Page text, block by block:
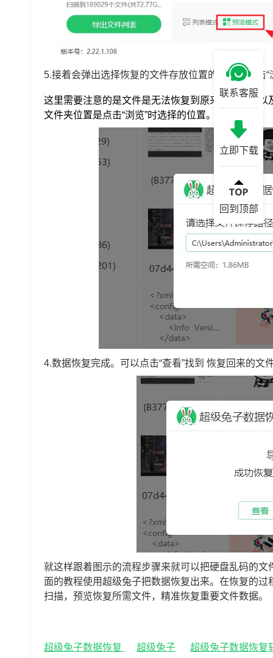
5.接着会弹出选择恢复的文件存放位置的窗口，点击
这里需要注意的是文件是无法恢复到原来磁盘的，
文件夹位置是点击“浏览”时选择的位置。
4.数据恢复完成。可以点击“查看”找到 恢复回来的文
就这样跟着图示的流程步骤来就可以把硬盘乱码的
面的教程使用超级兔子把数据恢复出来。在恢复的
扫描，预览恢复所需文件，精准恢复重要文件数据。
超级兔子数据恢复 超级兔子 超级兔子数据恢复
联系客服
立即下载
回到顶部